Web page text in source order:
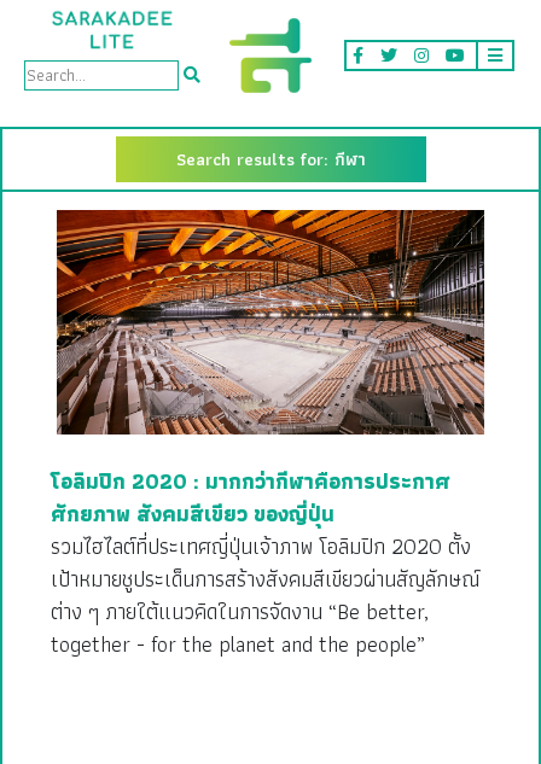
Search results for: กีฬา
โอลิมปิก 2020 : มากกว่ากีฬาคือการประกาศ
ศักยภาพ สังคมสีเขียว ของญี่ปุ่น
รวมไฮไลต์ที่ประเทศญี่ปุ่นเจ้าภาพ โอลิมปิก 2020 ตั้ง
เป้าหมายชูประเด็นการสร้างสังคมสีเขียวผ่านสัญลักษณ์
ต่าง ๆ ภายใต้แนวคิดในการจัดงาน “Be better,
together - for the planet and the people”